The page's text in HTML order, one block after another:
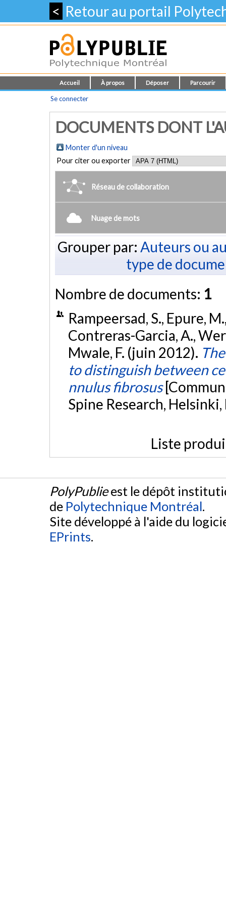
< Retour au portail
Accueil À propos Déposer Parcourir
Se connecter
DOCUMENTS DONT
Monter d'un niveau
Pour citer ou exporter
Réseau de collaboration
Nuage de mots
Grouper par: Auteurs ou
type de
Nombre de documents: 1
Rampeersad, S., Epure,
Contreras-Garcia, A.,
Mwale, F. (juin 2012).
to distinguish between
nnulus fibrosus
Spine Research,
Liste
PolyPublieest le dépôt
de Polytechnique Montréal.
Site développé à l'aide du
EPrints.